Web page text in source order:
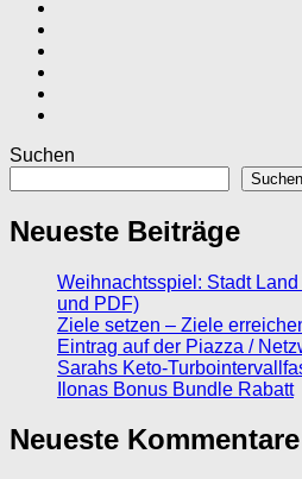
Suchen
Suchen
Neueste Beiträge
Weihnachtsspiel: Stadt
und PDF)
Ziele setzen – Ziele
Eintrag auf der Piazza /
Sarahs Keto-
Ilonas Bonus Bundle Rabatt
Neueste Kommentare